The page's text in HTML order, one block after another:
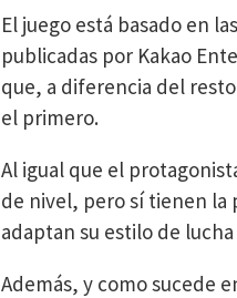
El juego está basado en las
publicadas por Kakao
que, a diferencia del
el primero.
Al igual que el
de nivel, pero sí tienen la
adaptan su estilo de
Además, y como sucede